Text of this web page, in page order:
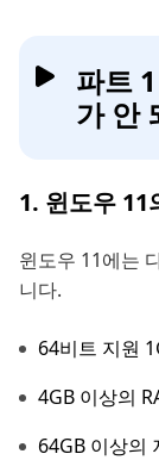
파트
가 안
1. 윈도우 11
윈도우 11에는
니다.
64비트 지원
4GB 이상의
64GB 이상의